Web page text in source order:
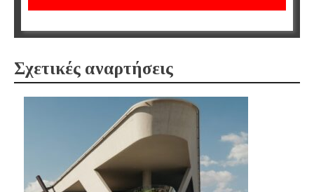
Σχετικές αναρτήσεις